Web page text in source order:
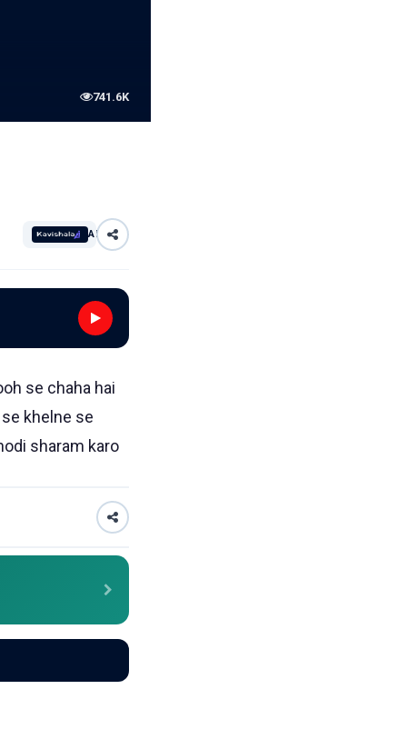
741.6K
AI
se chaha hai
khelne se
sharam karo